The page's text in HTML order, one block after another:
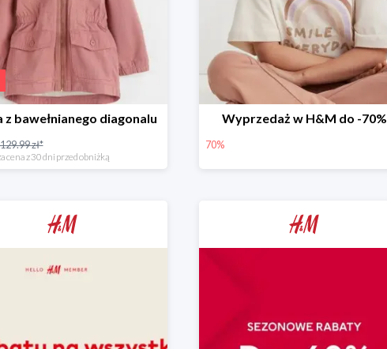
z bawełnianego diagonalu
129.99 zł*
cena z 30 dni przed obniżką
Wyprzedaż w H&M do -70%
70%